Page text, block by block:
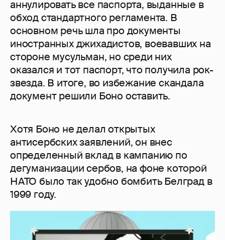
аннулировать все паспорта, выданные в
обход стандартного регламента. В
основном речь шла про документы
иностранных джихадистов, воевавших на
стороне мусульман, но среди них
оказался и тот паспорт, что получила рок-
звезда. В итоге, во избежание скандала
документ решили Боно оставить.
Хотя Боно не делал открытых
антисербских заявлений, он внес
определенный вклад в кампанию по
дегуманизации сербов, на фоне которой
НАТО было так удобно бомбить Белград в
1999 году.